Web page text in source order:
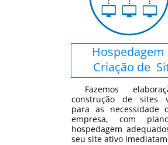
Hospedagem
Criação de
Fazemos
construção de sites
para as necessidade
empresa, com
hospedagem
seu site ativo